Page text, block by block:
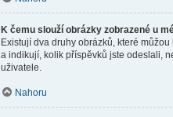
K čemu slouží obrázky zobrazené u
Existují dva druhy obrázků, které
a indikují, kolik příspěvků jste odeslali,
uživatele.
Nahoru